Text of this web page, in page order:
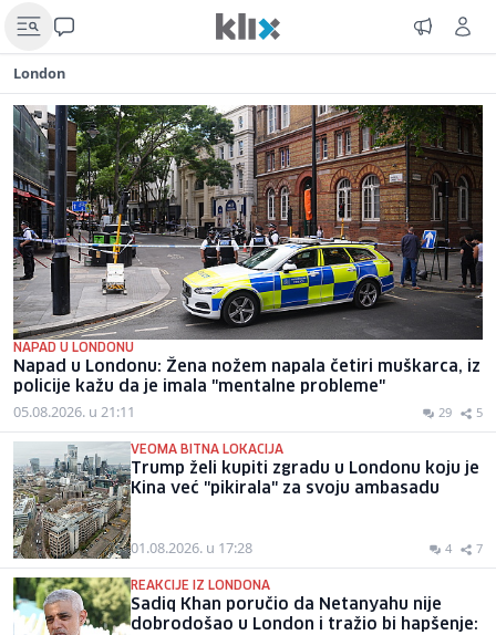
London
NAPAD U LONDONU
Napad u Londonu: Žena nožem napala četiri muškarca, iz
policije kažu da je imala "mentalne probleme"
05.08.2026. u 21:11 29 5
VEOMA BITNA LOKACIJA
Trump želi kupiti zgradu u Londonu koju je
Kina već "pikirala" za svoju ambasadu
01.08.2026. u 17:28 4 7
REAKCIJE IZ LONDONA
Sadiq Khan poručio da Netanyahu nije
dobrodošao u London i tražio bi hapšenje: